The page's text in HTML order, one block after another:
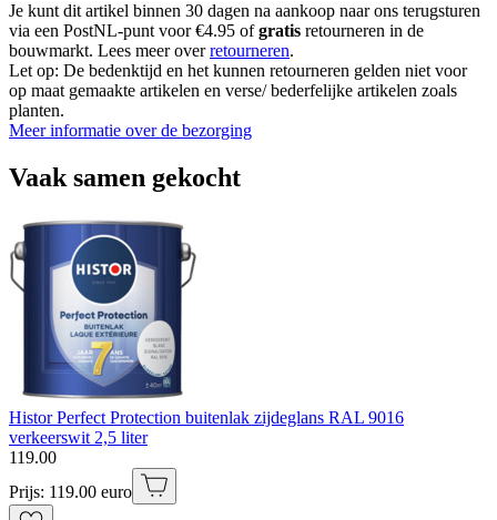
Je kunt dit artikel binnen 30 dagen na aankoop naar ons terugsturen
via een PostNL-punt voor €4.95 ofgratis retourneren in de
bouwmarkt. Lees meer overretourneren.
Let op: De bedenktijd en het kunnen retourneren gelden niet voor
op maat gemaakte artikelen en verse/ bederfelijke artikelen zoals
planten.
Meer informatie over de bezorging
Vaak samen gekocht
Histor Perfect Protection buitenlak zijdeglans RAL 9016
verkeerswit 2,5 liter
119.00
Prijs: 119.00 euro